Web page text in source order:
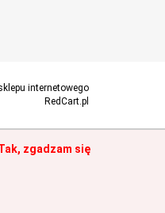
internetowego
RedCart.pl
zgadzam się